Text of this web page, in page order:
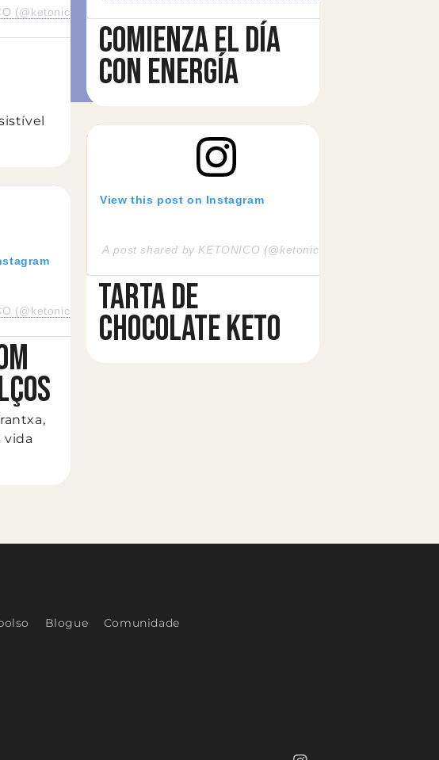
(@ketonico_official)
(@ketonico_official)
vida
COMIENZA EL DÍA
CON ENERGÍA
View this post on Instagram
A post shared by KETONICO (@ketonico_official)
TARTA DE
CHOCOLATE KETO
Blogue
Comunidade